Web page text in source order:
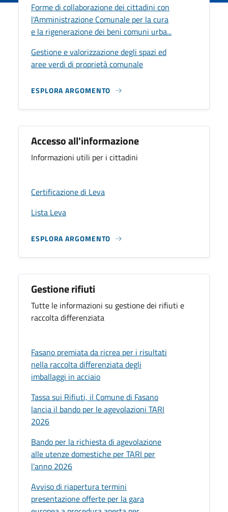
Forme di collaborazione dei cittadini con
l'Amministrazione Comunale per la cura
e la rigenerazione dei beni comuni urba...
Gestione e valorizzazione degli spazi ed
aree verdi di proprietà comunale
ESPLORA ARGOMENTO
Accesso all'informazione
Informazioni utili per i cittadini
Certificazione di Leva
Lista Leva
ESPLORA ARGOMENTO
Gestione rifiuti
Tutte le informazioni su gestione dei rifiuti e
raccolta differenziata
Fasano premiata da ricrea per i risultati
nella raccolta differenziata degli
imballaggi in acciaio
Tassa sui Rifiuti, il Comune di Fasano
lancia il bando per le agevolazioni TARI
2026
Bando per la richiesta di agevolazione
alle utenze domestiche per TARI per
l'anno 2026
Avviso di riapertura termini
presentazione offerte per la gara